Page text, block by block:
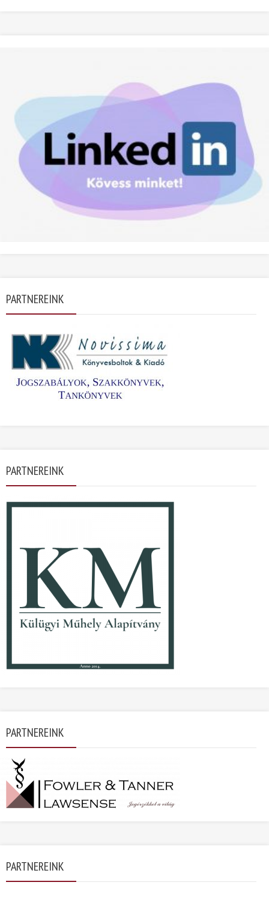
PARTNEREINK
PARTNEREINK
PARTNEREINK
PARTNEREINK